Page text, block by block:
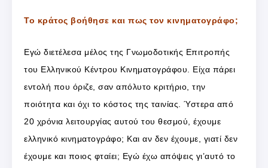
Το κράτος βοήθησε και πως τον κινηματογράφο;
Εγώ διετέλεσα μέλος της Γνωμοδοτικής Επιτροπής
του Ελληνικού Κέντρου Κινηματογράφου. Είχα πάρει
εντολή που όριζε, σαν απόλυτο κριτήριο, την
ποιότητα και όχι το κόστος της ταινίας. Ύστερα από
20 χρόνια λειτουργίας αυτού του θεσμού, έχουμε
ελληνικό κινηματογράφο; Και αν δεν έχουμε, γιατί δεν
έχουμε και ποιος φταίει; Εγώ έχω απόψεις γι’αυτό το